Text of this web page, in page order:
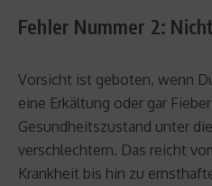
Fehler Nummer 2:
Vorsicht ist geboten, wenn
eine Erkältung oder gar
Gesundheitszustand unter
verschlechtern. Das reicht
Krankheit bis hin zu